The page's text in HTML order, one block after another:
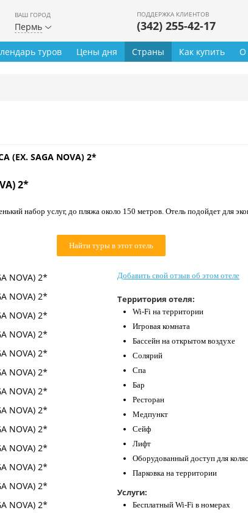
ВАШ ГОРОД
Пермь
ПОДДЕРЖКА КЛИЕНТОВ
(342) 255-42-17
туров Цены дня Страны Как купить О
(EX. SAGA NOVA) 2*
2*
набор услуг, до пляжа около 150 метров. Отель подойдет для
Найти туры в этот отель
Добавить свой отзыв об этом отеле
Территория отеля:
Wi-Fi на территории
Игровая комната
Бассейн на открытом воздухе
Солярий
Спа
Бар
Ресторан
Медпункт
Сейф
Лифт
Оборудованный доступ для
Парковка на территории
Услуги:
Бесплатный Wi-Fi в номерах